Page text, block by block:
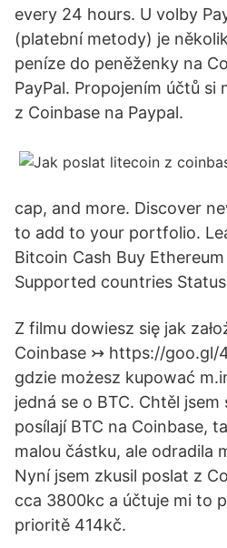
every 24 hours. U volby
(platební metody) je
peníze do peněženky na
PayPal. Propojením účtů si
z Coinbase na Paypal.
cap, and more. Discover
to add to your portfolio.
Bitcoin Cash Buy
Supported countries
Z filmu dowiesz się jak
Coinbase ↣ https://goo.gl/
gdzie możesz kupować
jedná se o BTC. Chtěl
posílají BTC na Coinbase,
malou částku, ale odradila
Nyní jsem zkusil poslat z
cca 3800kc a účtuje mi to
prioritě 414kč.